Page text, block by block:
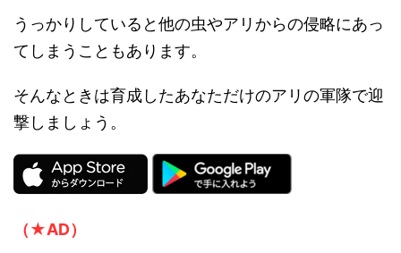
うっかりしていると他の虫やアリからの侵略にあっ
てしまうこともあります。
そんなときは育成したあなただけのアリの軍隊で迎
撃しましょう。
（★AD）